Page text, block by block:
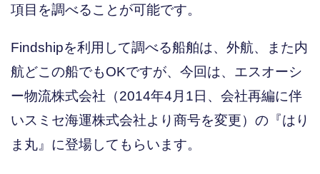
項目を調べることが可能です。
Findshipを利用して調べる船舶は、外航、また内
航どこの船でもOKですが、今回は、エスオーシ
ー物流株式会社（2014年4月1日、会社再編に伴
いスミセ海運株式会社より商号を変更）の『はり
ま丸』に登場してもらいます。